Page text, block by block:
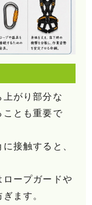
がり部分な
ことも重要で
接触すると、
ープガードや
ます。